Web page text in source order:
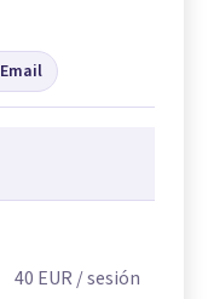
Email
40 EUR / sesión